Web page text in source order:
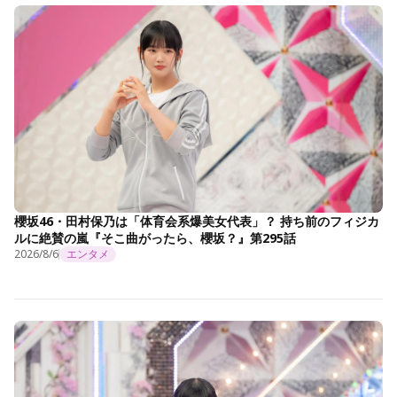
櫻坂46・田村保乃は「体育会系爆美女代表」？ 持ち前のフィジカ
ルに絶賛の嵐『そこ曲がったら、櫻坂？』第295話
2026/8/6 エンタメ